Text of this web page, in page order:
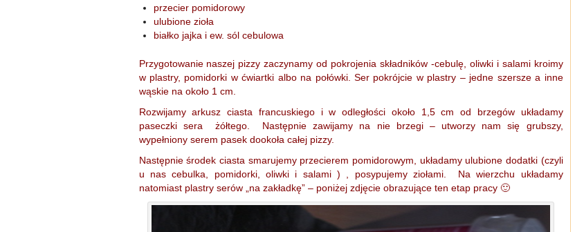
przecier pomidorowy
ulubione zioła
białko jajka i ew. sól cebulowa
Przygotowanie naszej pizzy zaczynamy od pokrojenia składników -cebulę, oliwki i salami kroimy
w plastry, pomidorki w ćwiartki albo na połówki. Ser pokrójcie w plastry – jedne szersze a inne
wąskie na około 1 cm.
Rozwijamy arkusz ciasta francuskiego i w odległości około 1,5 cm od brzegów układamy
paseczki sera żółtego. Następnie zawijamy na nie brzegi – utworzy nam się grubszy,
wypełniony serem pasek dookoła całej pizzy.
Następnie środek ciasta smarujemy przecierem pomidorowym, układamy ulubione dodatki (czyli
u nas cebulka, pomidorki, oliwki i salami ) , posypujemy ziołami. Na wierzchu układamy
natomiast plastry serów „na zakładkę” – poniżej zdjęcie obrazujące ten etap pracy 🙂